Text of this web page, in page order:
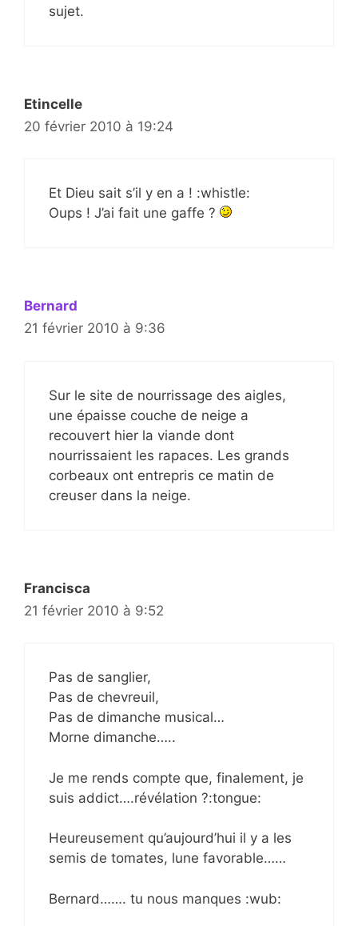
sujet.
Etincelle
20 février 2010 à 19:24
Et Dieu sait s’il y en a ! :whistle:
Oups ! J’ai fait une gaffe ?
Bernard
21 février 2010 à 9:36
Sur le site de nourrissage des aigles,
une épaisse couche de neige a
recouvert hier la viande dont
nourrissaient les rapaces. Les grands
corbeaux ont entrepris ce matin de
creuser dans la neige.
Francisca
21 février 2010 à 9:52
Pas de sanglier,
Pas de chevreuil,
Pas de dimanche musical…
Morne dimanche…..
Je me rends compte que, finalement, je
suis addict….révélation ?:tongue:
Heureusement qu’aujourd’hui il y a les
semis de tomates, lune favorable……
Bernard……. tu nous manques :wub: